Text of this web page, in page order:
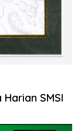
SMSI